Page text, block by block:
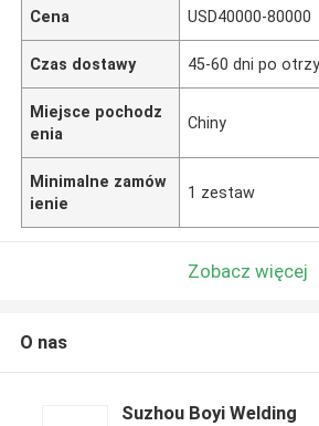
Cena USD40000-80000
Czas dostawy 45-60 dni po
Miejsce pochodz
enia
Chiny
Minimalne zamów
ienie
1 zestaw
Zobacz więcej
O nas
Suzhou Boyi Welding